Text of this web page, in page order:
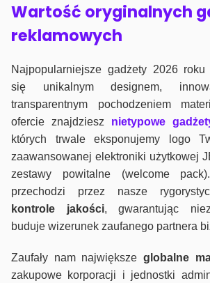
Wartość oryginalnych
reklamowych
Najpopularniejsze gadżety 2026
się unikalnym designem,
transparentnym pochodzeniem
ofercie znajdziesz nietypowe
których trwale eksponujemy logo
zaawansowanej elektroniki użytkowej
zestawy powitalne (welcome
przechodzi przez nasze
kontrole jakości, gwarantując
buduje wizerunek zaufanego partnera
Zaufały nam największeglobalne
zakupowe korporacji i jednostki